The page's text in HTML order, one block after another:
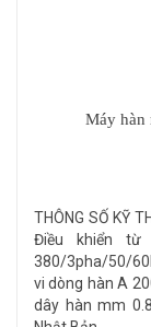
Máy hàn
THÔNG SỐ KỸ
Điều khiển
380/3pha/50/
vi dòng hàn A
dây hàn mm